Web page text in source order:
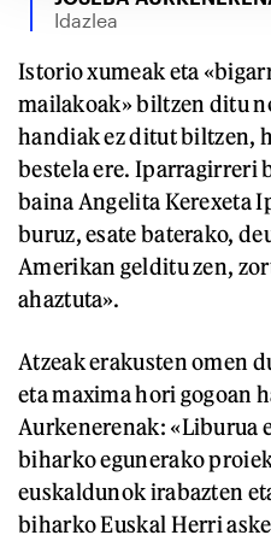
Idazlea
Istorio xumeak eta
mailakoak» biltzen ditu
handiak ez ditut biltzen,
bestela ere. Iparragirreri
baina Angelita Kerexeta
buruz, esate baterako,
Amerikan gelditu zen,
ahaztuta».
Atzeak erakusten omen
eta maxima hori gogoan
Aurkenerenak: «Liburua
biharko egunerako
euskaldunok irabazten
biharko Euskal Herri